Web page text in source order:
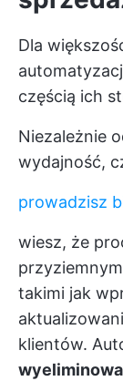
Dla
częścią ich
Niezależnie
wydajność,
prowadzisz
wiesz, że
takimi jak
klientów.